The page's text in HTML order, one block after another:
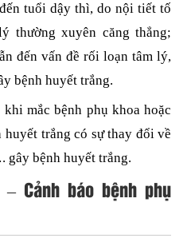
tuổi dậy thì, do nội tiết tố
thường xuyên căng thẳng;
đến vấn đề rối loạn tâm lý,
bệnh huyết trắng.
mắc bệnh phụ khoa hoặc
huyết trắng có sự thay đổi về
gây bệnh huyết trắng.
Cảnh báo bệnh phụ